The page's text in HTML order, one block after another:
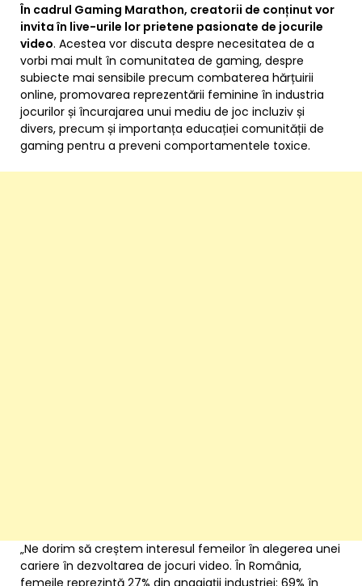
În cadrul Gaming Marathon, creatorii de conținut vor
invita în live-urile lor prietene pasionate de jocurile
video. Acestea vor discuta despre necesitatea de a
vorbi mai mult în comunitatea de gaming, despre
subiecte mai sensibile precum combaterea hărțuirii
online, promovarea reprezentării feminine în industria
jocurilor și încurajarea unui mediu de joc incluziv și
divers, precum și importanța educației comunității de
gaming pentru a preveni comportamentele toxice.
„Ne dorim să creștem interesul femeilor în alegerea unei
cariere în dezvoltarea de jocuri video. În România,
femeile reprezintă 27% din angajații industriei: 69% în